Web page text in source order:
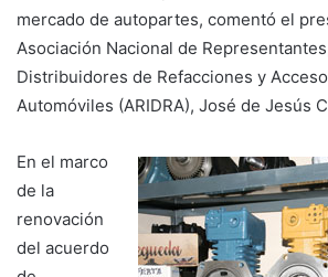
mercado de autopartes, comentó el
Asociación Nacional de
Distribuidores de Refacciones y
Automóviles (ARIDRA), José de Jesús
En el marco
de la
renovación
del acuerdo